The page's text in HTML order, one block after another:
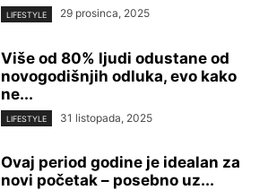
LIFESTYLE 29 prosinca, 2025
Više od 80% ljudi odustane od
novogodišnjih odluka, evo kako
ne...
LIFESTYLE 31 listopada, 2025
Ovaj period godine je idealan za
novi početak – posebno uz...